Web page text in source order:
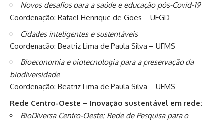
Novos desafios para a saúde e educação pós-Covid-19
Coordenação: Rafael Henrique de Goes – UFGD
Cidades inteligentes e sustentáveis
Coordenação: Beatriz Lima de Paula Silva – UFMS
Bioeconomia e biotecnologia para a preservação da
biodiversidade
Coordenação: Beatriz Lima de Paula Silva – UFMS
Rede Centro-Oeste – Inovação sustentável em rede:
BioDiversa Centro-Oeste: Rede de Pesquisa para o